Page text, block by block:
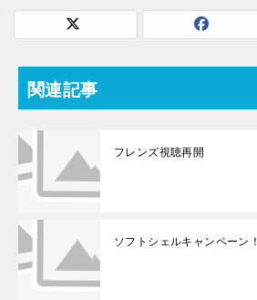
関連記事
フレンズ視聴再開
ソフトシェルキャンペーン！